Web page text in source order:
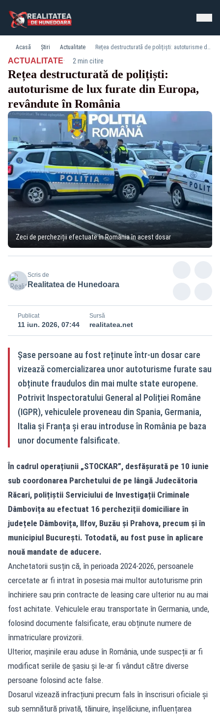
Acasă Știri Actualitate Rețea destructurată de polițiști: autoturisme de lux furate din Europa, revândute în România
ACTUALITATE· 2 min citire
Rețea destructurată de polițiști:
autoturisme de lux furate din Europa,
revândute în România
Zeci de percheziții efectuate în România în acest dosar
Scris de
Realitatea de Hunedoara
Publicat
11 iun. 2026, 07:44
Sursă
realitatea.net
Șase persoane au fost reținute într-un dosar care
vizează comercializarea unor autoturisme furate sau
obținute fraudulos din mai multe state europene.
Potrivit Inspectoratului General al Poliției Române
(IGPR), vehiculele proveneau din Spania, Germania,
Italia și Franța și erau introduse în România pe baza
unor documente falsificate.
În cadrul operațiunii „STOCKAR”, desfășurată pe 10 iunie
sub coordonarea Parchetului de pe lângă Judecătoria
Răcari, polițiștii Serviciului de Investigații Criminale
Dâmbovița au efectuat 16 percheziții domiciliare în
județele Dâmbovița, Ilfov, Buzău și Prahova, precum și în
municipiul București. Totodată, au fost puse în aplicare
nouă mandate de aducere.
Anchetatorii susțin că, în perioada 2024-2026, persoanele
cercetate ar fi intrat în posesia mai multor autoturisme prin
închiriere sau prin contracte de leasing care ulterior nu au mai
fost achitate. Vehiculele erau transportate în Germania, unde,
folosind documente falsificate, erau obținute numere de
înmatriculare provizorii.
Ulterior, mașinile erau aduse în România, unde suspecții ar fi
modificat seriile de șasiu și le-ar fi vândut către diverse
persoane folosind acte false.
Dosarul vizează infracțiuni precum fals în înscrisuri oficiale și
sub semnătură privată, tăinuire, înșelăciune, influențarea